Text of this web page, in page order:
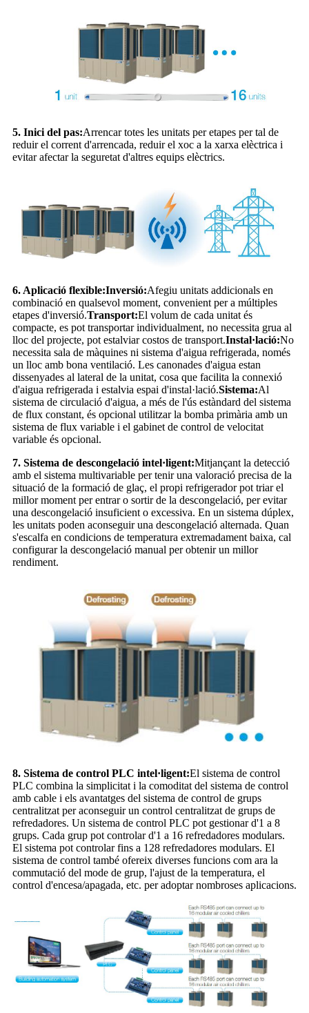
5. Inici del pas:Arrencar totes les unitats per etapes per tal de
reduir el corrent d'arrencada, reduir el xoc a la xarxa elèctrica i
evitar afectar la seguretat d'altres equips elèctrics.
6. Aplicació flexible:Inversió:Afegiu unitats addicionals en
combinació en qualsevol moment, convenient per a múltiples
etapes d'inversió.Transport:El volum de cada unitat és
compacte, es pot transportar individualment, no necessita grua al
lloc del projecte, pot estalviar costos de transport.Instal·lació:No
necessita sala de màquines ni sistema d'aigua refrigerada, només
un lloc amb bona ventilació. Les canonades d'aigua estan
dissenyades al lateral de la unitat, cosa que facilita la connexió
d'aigua refrigerada i estalvia espai d'instal·lació.Sistema:Al
sistema de circulació d'aigua, a més de l'ús estàndard del sistema
de flux constant, és opcional utilitzar la bomba primària amb un
sistema de flux variable i el gabinet de control de velocitat
variable és opcional.
7. Sistema de descongelació intel·ligent:Mitjançant la detecció
amb el sistema multivariable per tenir una valoració precisa de la
situació de la formació de glaç, el propi refrigerador pot triar el
millor moment per entrar o sortir de la descongelació, per evitar
una descongelació insuficient o excessiva. En un sistema dúplex,
les unitats poden aconseguir una descongelació alternada. Quan
s'escalfa en condicions de temperatura extremadament baixa, cal
configurar la descongelació manual per obtenir un millor
rendiment.
8. Sistema de control PLC intel·ligent:El sistema de control
PLC combina la simplicitat i la comoditat del sistema de control
amb cable i els avantatges del sistema de control de grups
centralitzat per aconseguir un control centralitzat de grups de
refredadores. Un sistema de control PLC pot gestionar d'1 a 8
grups. Cada grup pot controlar d'1 a 16 refredadores modulars.
El sistema pot controlar fins a 128 refredadores modulars. El
sistema de control també ofereix diverses funcions com ara la
commutació del mode de grup, l'ajust de la temperatura, el
control d'encesa/apagada, etc. per adoptar nombroses aplicacions.